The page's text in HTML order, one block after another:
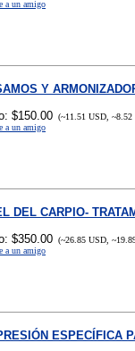
a un amigo
Y
$150.00 (~11.51 USD, ~8.52
a un amigo
DEL CARPIO-
$350.00 (~26.85 USD,
a un amigo
ESPECÍFICA